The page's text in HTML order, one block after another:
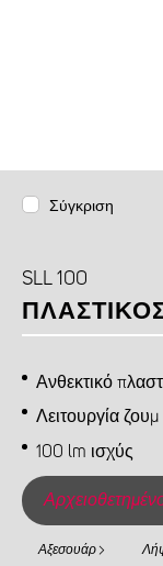
Σύγκριση
SLL 100
Ανθεκτικό
Λειτουργία ζουμ
100 lm ισχύς
Αξεσουάρ